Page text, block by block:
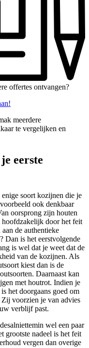
offertes ontvangen?
meerdere
te vergelijken en
eerste
soort kozijnen die je
ook denkbaar
oorsprong zijn houten
door het feit
de authentieke
Dan is het eerstvolgende
is wel dat je weet dat de
van de kozijnen. Als
kiest dan is de
Daarnaast kan
met houtrot. Indien je
het doorgaans goed om
voorzien je van advies
verblijf past.
wel een paar
grootste nadeel is het feit
vergen dan overige